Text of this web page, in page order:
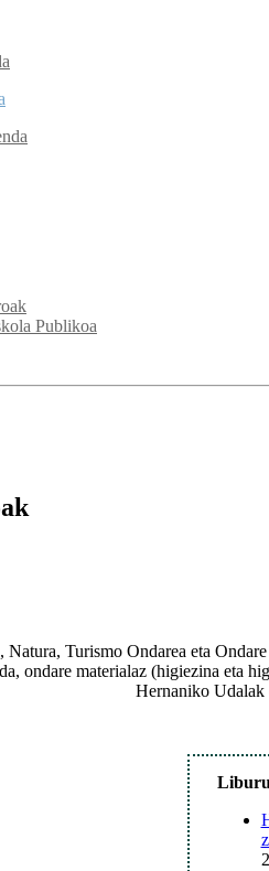
Publikoa
Natura, Turismo Ondarea eta
ondare materialaz (higiezina eta
Hernaniko Udalak
Liburu